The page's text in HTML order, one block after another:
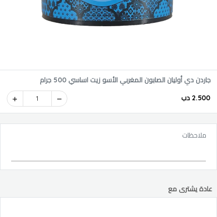
جاردن دي أوليان الصابون المغربي الأسو زيت اساسي 500 جرام
2.500 دب 1
ملاحظات
عادة يشترى مع